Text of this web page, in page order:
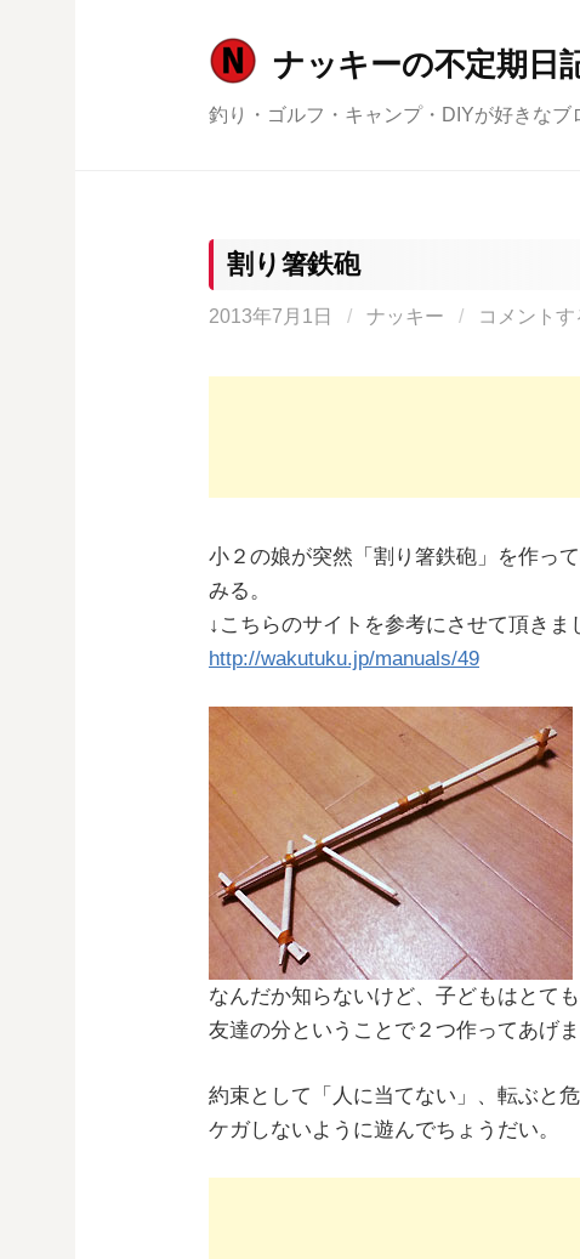
ナッキーの不定期日
釣り・ゴルフ・キャンプ・DIYが好きなブ
割り箸鉄砲
2013年7月1日 / ナッキー / コメントす
小２の娘が突然「割り箸鉄砲」を作っ
みる。
↓こちらのサイトを参考にさせて頂きま
http://wakutuku.jp/manuals/49
なんだか知らないけど、子どもはとて
友達の分ということで２つ作ってあげま
約束として「人に当てない」、転ぶと
ケガしないように遊んでちょうだい。